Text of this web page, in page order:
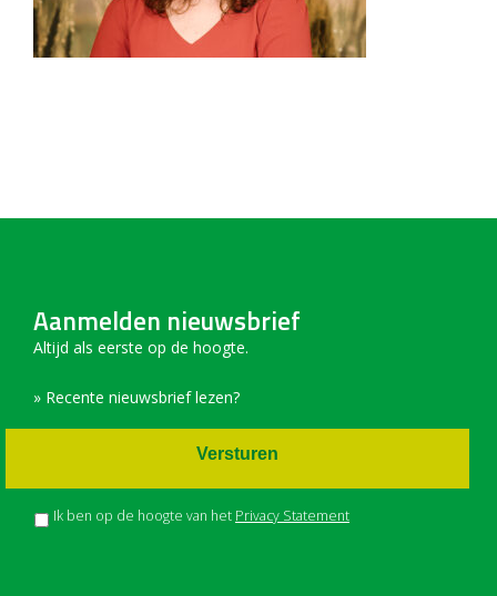
Aanmelden nieuwsbrief
Altijd als eerste op de hoogte.
» Recente nieuwsbrief lezen?
Ik ben op de hoogte van het Privacy Statement
Versturen